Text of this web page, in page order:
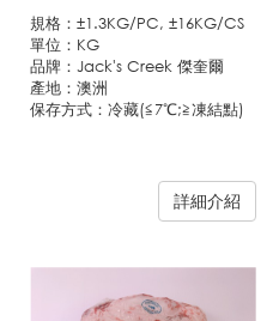
規格：±1.3KG/PC, ±16KG/CS
單位：KG
品牌：Jack's Creek 傑奎爾
產地：澳洲
保存方式：冷藏(≦7℃;≧凍結點)
詳細介紹